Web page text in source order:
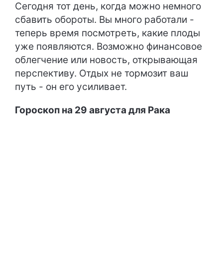
Сегодня тот день, когда можно немного
сбавить обороты. Вы много работали -
теперь время посмотреть, какие плоды
уже появляются. Возможно финансовое
облегчение или новость, открывающая
перспективу. Отдых не тормозит ваш
путь - он его усиливает.
Гороскоп на 29 августа для Рака